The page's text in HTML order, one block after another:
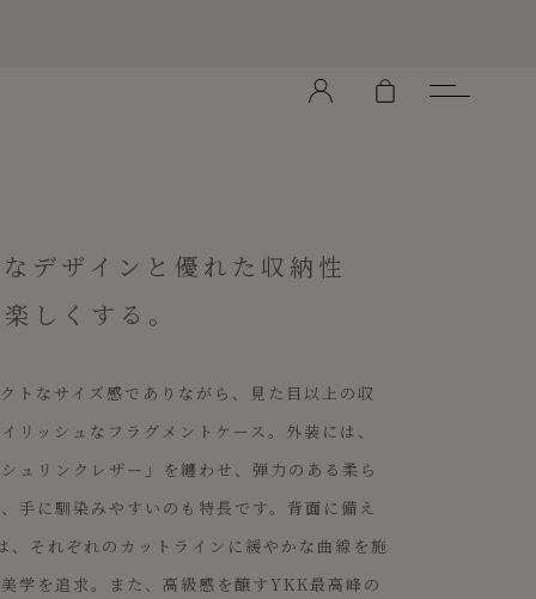
デザインと優れた収納性
しくする。
トなサイズ感でありながら、見た目以上の収
リッシュなフラグメントケース。外装には、
ュリンクレザー」を纏わせ、弾力のある柔ら
手に馴染みやすいのも特長です。背面に備え
、それぞれのカットラインに緩やかな曲線を施
学を追求。また、高級感を醸すYKK最高峰の